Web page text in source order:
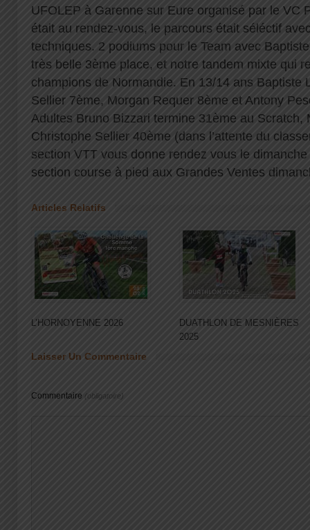
UFOLEP à Garenne sur Eure organisé par le VC
était au rendez-vous, le parcours était séléctif
techniques. 2 podiums pour le Team avec
très belle 3ème place, et notre tandem mixte qui
champions de Normandie. En 13/14 ans Baptiste
Sellier 7ème, Morgan Requer 8ème et Antony
Adultes Bruno Bizzari termine 31ème au Scratch,
Christophe Sellier 40ème (dans l’attente du
section VTT vous donne rendez vous le
section course à pied aux Grandes Ventes
Articles Relatifs
L’HORNOYENNE 2026
DUATHLON DE MESNIÈRES
2025
Laisser Un Commentaire
Commentaire (obligatoire)